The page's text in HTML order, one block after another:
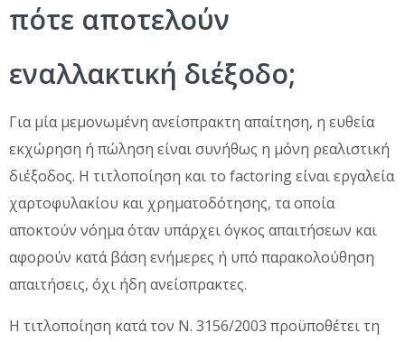
πότε αποτελούν
εναλλακτική διέξοδο;
Για μία μεμονωμένη ανείσπρακτη απαίτηση, η ευθεία
εκχώρηση ή πώληση είναι συνήθως η μόνη ρεαλιστική
διέξοδος. Η τιτλοποίηση και το factoring είναι εργαλεία
χαρτοφυλακίου και χρηματοδότησης, τα οποία
αποκτούν νόημα όταν υπάρχει όγκος απαιτήσεων και
αφορούν κατά βάση ενήμερες ή υπό παρακολούθηση
απαιτήσεις, όχι ήδη ανείσπρακτες.
Η τιτλοποίηση κατά τον Ν. 3156/2003 προϋποθέτει τη